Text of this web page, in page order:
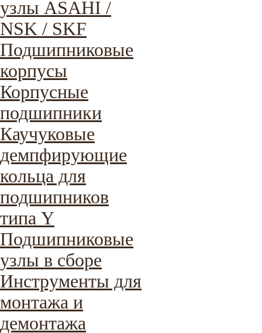
узлы ASAHI /
NSK / SKF
Подшипниковые
корпусы
Корпусные
подшипники
Каучуковые
демпфирующие
кольца для
подшипников
типа Y
Подшипниковые
узлы в сборе
Инструменты для
монтажа и
демонтажа